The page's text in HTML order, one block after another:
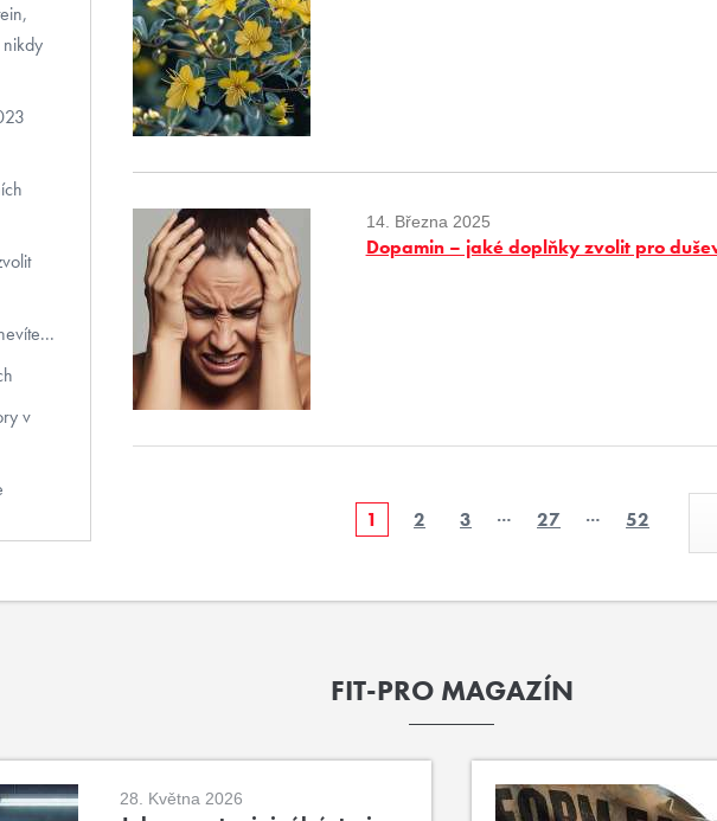
14. Března 2025
Dopamin – jaké doplňky zvolit pro
1 2 3 … 27 … 52
v
FIT-PRO MAGAZÍN
28. Května 2026